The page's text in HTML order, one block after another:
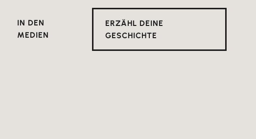
IN DEN
MEDIEN
ERZÄHL DEINE
GESCHICHTE